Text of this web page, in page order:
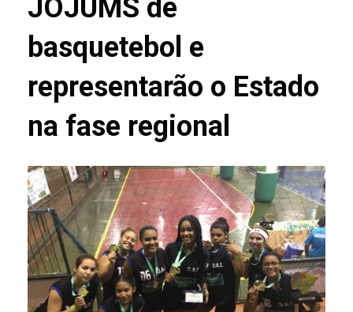
JOJUMS de
basquetebol e
representarão o Estado
na fase regional